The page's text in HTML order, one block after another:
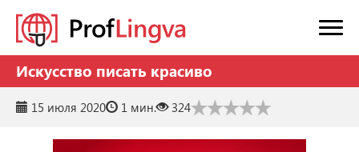
Искусство писать красиво
15 июля 2020 1 мин. 324